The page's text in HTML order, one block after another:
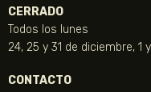
CERRADO
Todos los lunes
24, 25 y 31 de diciembre, 1
CONTACTO